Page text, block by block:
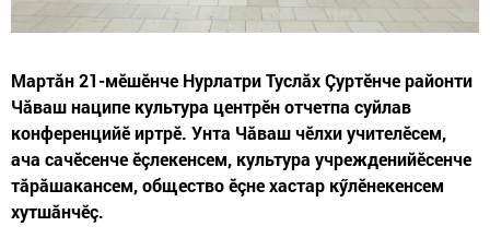
Мартăн 21-мӗшӗнче Нурлатри Туслăх Çуртӗнче районти
Чăваш наципе культура центрӗн отчетпа суйлав
конференцийӗ иртрӗ. Унта Чăваш чӗлхи учителӗсем,
ача сачӗсенче ӗçлекенсем, культура учрежденийӗсенче
тăрăшакансем, общество ӗçне хастар кӳлӗнекенсем
хутшăнчӗç.